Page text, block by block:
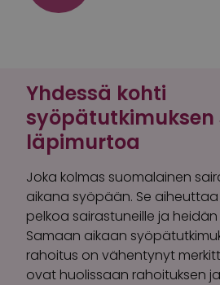
Yhdessä kohti
syöpätutkimuksen
läpimurtoa
Joka kolmas suomalainen
aikana syöpään. Se
pelkoa sairastuneille ja heidän
Samaan aikaan
rahoitus on vähentynyt
ovat huolissaan rahoituksen